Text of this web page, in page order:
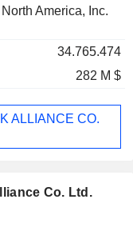
America, Inc.
34.765.474
282 M $
ALLIANCE CO.
Co. Ltd.